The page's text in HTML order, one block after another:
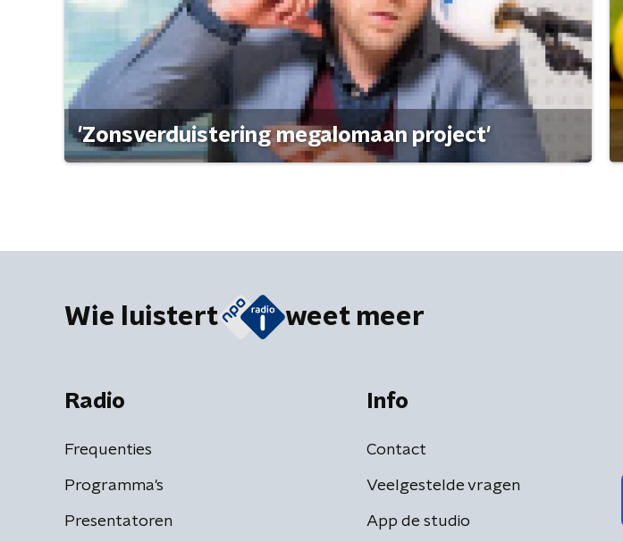
'Zonsverduistering megalomaan project'
Wie luistert weet meer
Radio
Frequenties
Programma's
Presentatoren
Info
Contact
Veelgestelde vragen
App de studio